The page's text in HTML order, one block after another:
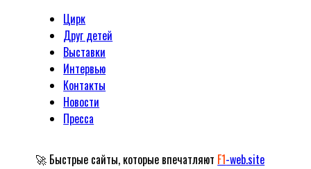
Цирк
Друг детей
Выставки
Интервью
Контакты
Новости
Пресса
🚀 Быстрые сайты, которые впечатляют F1-web.site